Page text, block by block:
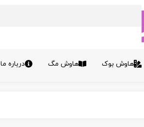
هاوش بوک هاوش مگ درباره ما